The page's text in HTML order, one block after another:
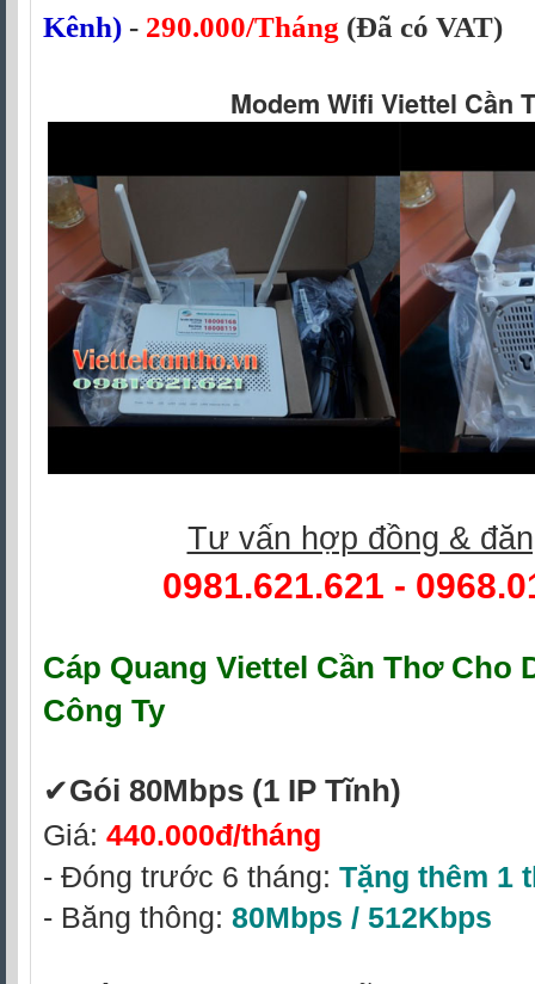
Kênh) - 290.000/Tháng (Đã có VAT)
Modem Wifi Viettel Cần
Tư vấn hợp đồng &
0981.621.621 -
Cáp Quang Viettel Cần ThơCho
Công Ty
✔‎Gói 80Mbps (1 IP Tĩnh)
Giá: 440.000đ/tháng
- Đóng trước 6 tháng: Tặng thêm 1
- Băng thông: 80Mbps / 512Kbps